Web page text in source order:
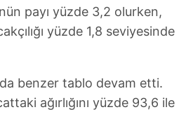
payı yüzde 3,2 olurken,
yüzde 1,8 seviyesinde
da benzer tablo devam etti.
ağırlığını yüzde 93,6 ile